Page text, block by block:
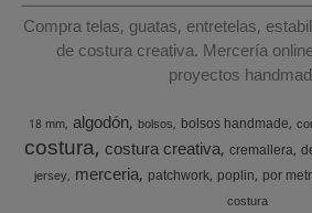
Compra telas, guatas, entretelas,
de costura creativa. Mercería
proyectos
18 mm algodón bolsos bolsos handmade
costura costura creativa cremallera
jersey merceria patchwork poplin por
costura